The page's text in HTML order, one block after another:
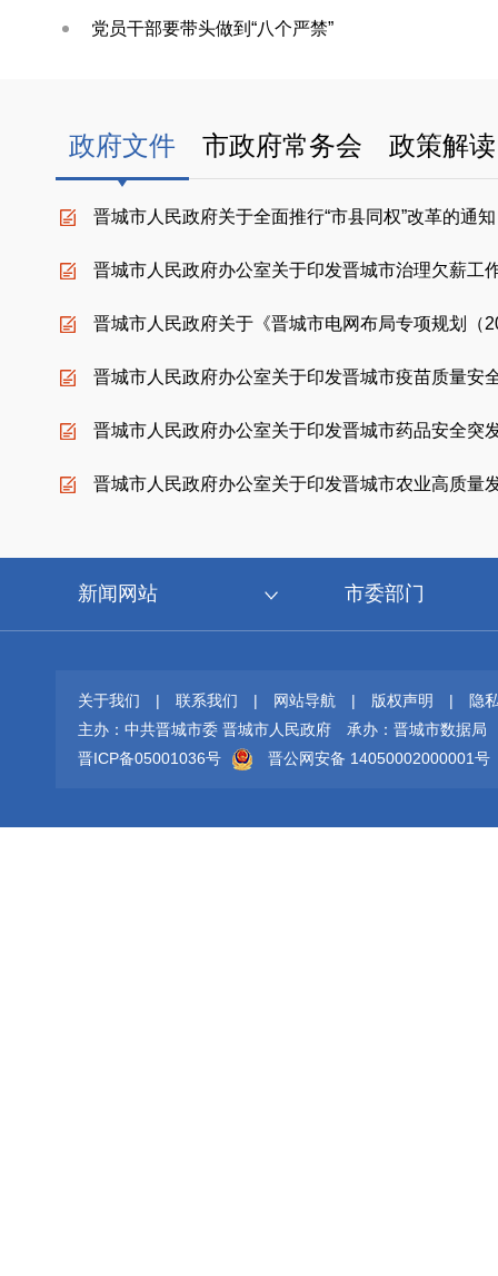
党员干部要带头做到“八个严禁”
政府文件 市政府常务会 政策解读
晋城市人民政府关于全面推行“市县同权”改革的通知
晋城市人民政府办公室关于印发晋城市治理欠薪工
晋城市人民政府关于《晋城市电网布局专项规划（
晋城市人民政府办公室关于印发晋城市疫苗质量安
晋城市人民政府办公室关于印发晋城市药品安全突
晋城市人民政府办公室关于印发晋城市农业高质量
新闻网站 市委部门
关于我们 | 联系我们 | 网站导航 | 版权声明 |
隐
主办：中共晋城市委 晋城市人民政府
承办：晋城市数据局
晋ICP备05001036号
晋公网安备 14050002000001号